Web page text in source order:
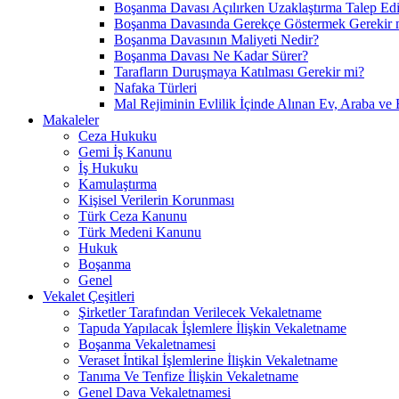
Boşanma Davası Açılırken Uzaklaştırma Talep
Boşanma Davasında Gerekçe Göstermek Gerekir
Boşanma Davasının Maliyeti Nedir?
Boşanma Davası Ne Kadar Sürer?
Tarafların Duruşmaya Katılması Gerekir mi?
Nafaka Türleri
Mal Rejiminin Evlilik İçinde Alınan Ev, Araba ve
Makaleler
Ceza Hukuku
Gemi İş Kanunu
İş Hukuku
Kamulaştırma
Kişisel Verilerin Korunması
Türk Ceza Kanunu
Türk Medeni Kanunu
Hukuk
Boşanma
Genel
Vekalet Çeşitleri
Şirketler Tarafından Verilecek Vekaletname
Tapuda Yapılacak İşlemlere İlişkin Vekaletname
Boşanma Vekaletnamesi
Veraset İntikal İşlemlerine İlişkin Vekaletname
Tanıma Ve Tenfize İlişkin Vekaletname
Genel Dava Vekaletnamesi